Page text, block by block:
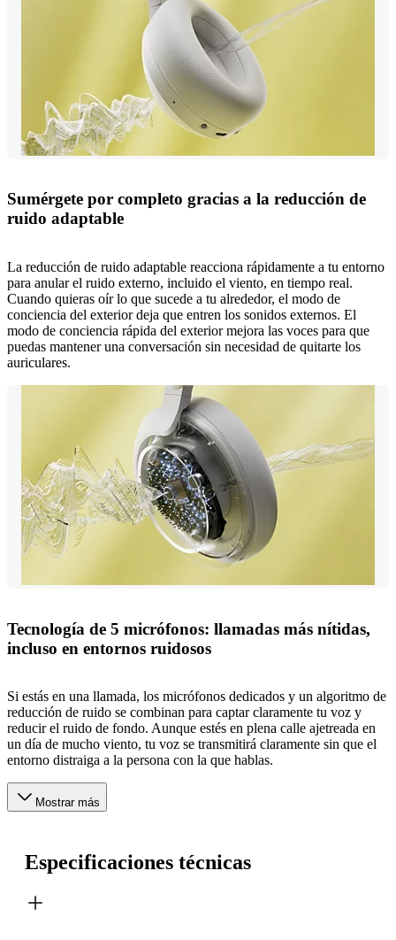
Sumérgete por completo gracias a la reducción de
ruido adaptable
La reducción de ruido adaptable reacciona rápidamente a tu entorno
para anular el ruido externo, incluido el viento, en tiempo real.
Cuando quieras oír lo que sucede a tu alrededor, el modo de
conciencia del exterior deja que entren los sonidos externos. El
modo de conciencia rápida del exterior mejora las voces para que
puedas mantener una conversación sin necesidad de quitarte los
auriculares.
Tecnología de 5 micrófonos: llamadas más nítidas,
incluso en entornos ruidosos
Si estás en una llamada, los micrófonos dedicados y un algoritmo de
reducción de ruido se combinan para captar claramente tu voz y
reducir el ruido de fondo. Aunque estés en plena calle ajetreada en
un día de mucho viento, tu voz se transmitirá claramente sin que el
entorno distraiga a la persona con la que hablas.
Mostrar más
Especificaciones técnicas